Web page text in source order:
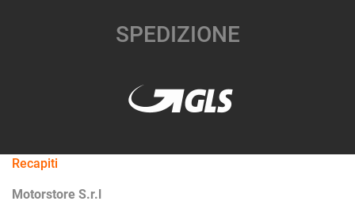
SPEDIZIONE
Recapiti
Motorstore S.r.l